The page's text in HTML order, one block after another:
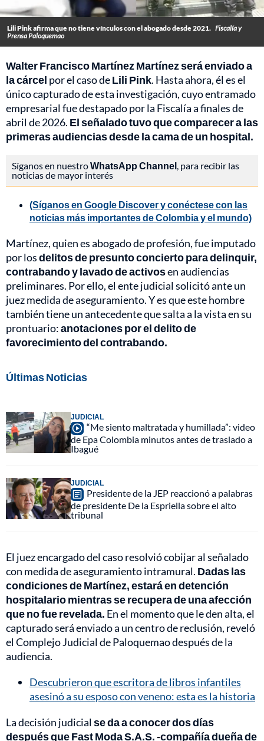
Lili Pink afirma que no tiene vínculos con el abogado desde 2021. Fiscalía y
Prensa Paloquemao
Walter Francisco Martínez Martínezserá enviado a
la cárcel por el caso deLili Pink. Hasta ahora, él es el
único capturado de esta investigación, cuyo entramado
empresarial fue destapado por la Fiscalía a finales de
abril de 2026. El señalado tuvo que comparecer a las
primeras audiencias desde la cama de un hospital.
Síganos en nuestroWhatsApp Channel , para recibir las
noticias de mayor interés
(Síganos en Google Discover y conéctese con las
noticias más importantes de Colombia y el mundo)
Martínez, quien es abogado de profesión, fue imputado
por losdelitos de presunto concierto para delinquir,
contrabando y lavado de activosen audiencias
preliminares. Por ello, el ente judicial solicitó ante un
juez medida de aseguramiento. Y es que este hombre
también tiene un antecedente que salta a la vista en su
prontuario:anotaciones por el delito de
favorecimiento del contrabando.
Últimas Noticias
JUDICIAL
“Me siento maltratada y humillada”: video
de Epa Colombia minutos antes de traslado a
Ibagué
JUDICIAL
Presidente de la JEP reaccionó a palabras
de presidente De la Espriella sobre el alto
tribunal
El juez encargado del caso resolvió cobijar al señalado
con medida de aseguramiento intramural. Dadas las
condiciones de Martínez, estará en detención
hospitalario mientras se recupera de una afección
que no fue revelada. En el momento que le den alta, el
capturado será enviado a un centro de reclusión, reveló
el Complejo Judicial de Paloquemao después de la
audiencia.
Descubrieron que escritora de libros infantiles
asesinó a su esposo con veneno: esta es la historia
La decisión judicialse da a conocer dos días
después que Fast Moda S.A.S. -compañía dueña de